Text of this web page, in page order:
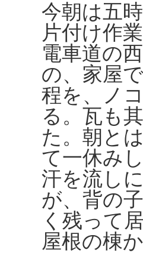
今朝は五
片付け作
電車道の
の、家屋
程を、ノ
る。瓦も
た。朝と
て一休み
汗を流し
が、背の
く残って
屋根の棟